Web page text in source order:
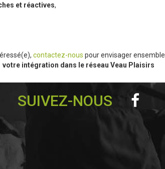
et réactives,
contactez-nous pour envisager ensemble
votre intégration dans le réseau Veau Plaisirs
SUIVEZ-NOUS